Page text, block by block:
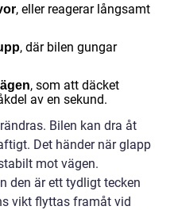
, eller reagerar långsamt
, där bilen gungar
, som att däcket
av en sekund.
Bilen kan dra åt
Det händer när glapp
mot vägen.
den är ett tydligt tecken
vikt flyttas framåt vid